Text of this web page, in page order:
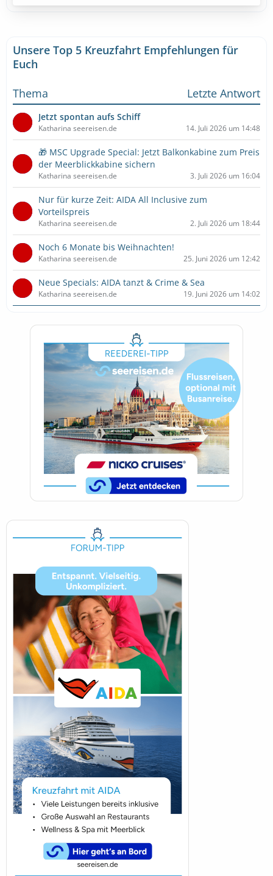
Unsere Top 5 Kreuzfahrt Empfehlungen für
Euch
Thema
Letzte Antwort
Jetzt spontan aufs Schiff
Katharina seereisen.de 14. Juli 2026 um 14:48
🎁 MSC Upgrade Special: Jetzt Balkonkabine zum Preis
der Meerblickkabine sichern
Katharina seereisen.de 3. Juli 2026 um 16:04
Nur für kurze Zeit: AIDA All Inclusive zum
Vorteilspreis
Katharina seereisen.de 2. Juli 2026 um 18:44
Noch 6 Monate bis Weihnachten!
Katharina seereisen.de 25. Juni 2026 um 12:42
Neue Specials: AIDA tanzt & Crime & Sea
Katharina seereisen.de 19. Juni 2026 um 14:02